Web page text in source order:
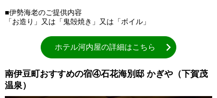
■伊勢海老のご提供内容
「お造り」又は「鬼殻焼き」又は「ボイル」
ホテル河内屋の詳細はこちら
南伊豆町おすすめの宿④石花海別邸 かぎや（下賀茂
温泉）